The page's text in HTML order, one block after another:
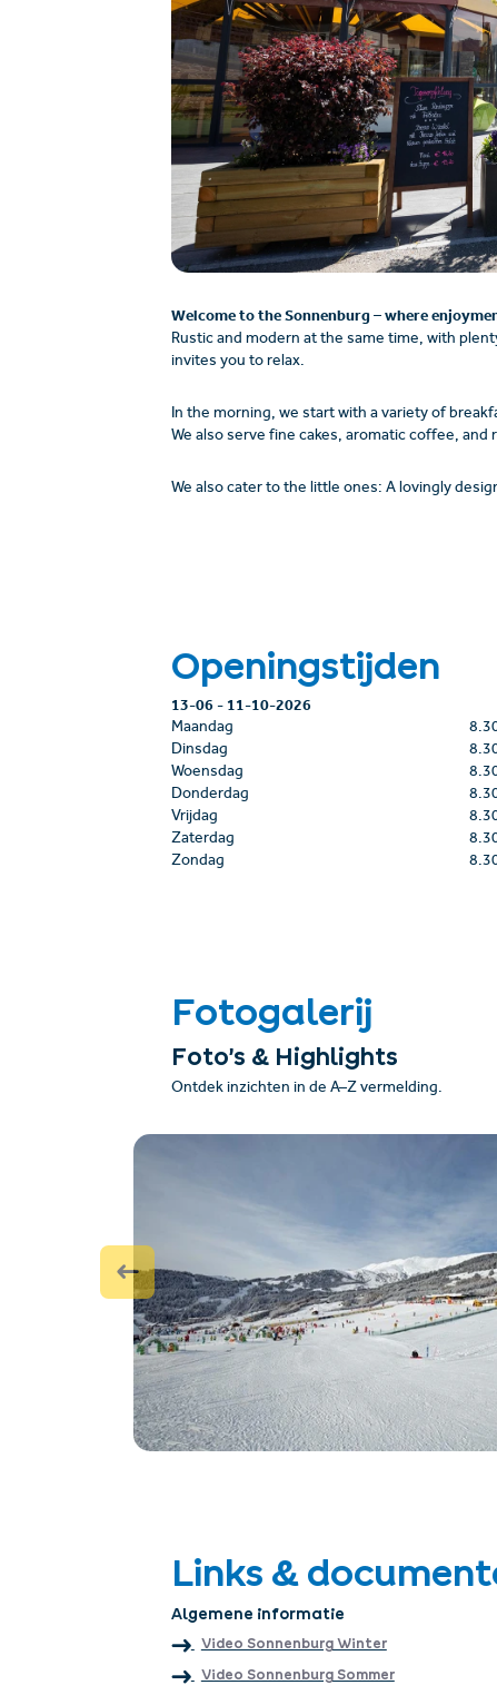
Welcome to the Sonnenburg – where
Rustic and modern at the same time, with
invites you to relax.
In the morning, we start with a variety of
We also serve fine cakes, aromatic coffee,
We also cater to the little ones: A lovingly
Openingstijden
13-06-11-10-2026
Maandag
Dinsdag
Woensdag
Donderdag
Vrijdag
Zaterdag
Zondag
Fotogalerij
Foto’s & Highlights
Ontdek inzichten in de A–Z vermelding.
Links &
Algemene informatie
Video Sonnenburg Winter
Video Sonnenburg Sommer